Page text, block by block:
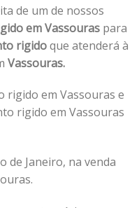
de um de nossos
em Vassouras para
rigidoque atenderá à
Vassouras.
rigido em Vassouras e
rigido em Vassouras
de Janeiro, na venda